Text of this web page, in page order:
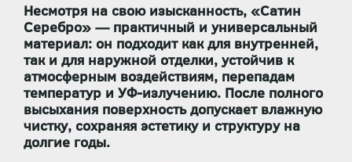
Несмотря на свою изысканность, «Сатин
Серебро» — практичный и универсальный
материал: он подходит как для внутренней,
так и для наружной отделки, устойчив к
атмосферным воздействиям, перепадам
температур и УФ-излучению. После полного
высыхания поверхностьдопускает влажную
чистку, сохраняя эстетику и структуру на
долгие годы.